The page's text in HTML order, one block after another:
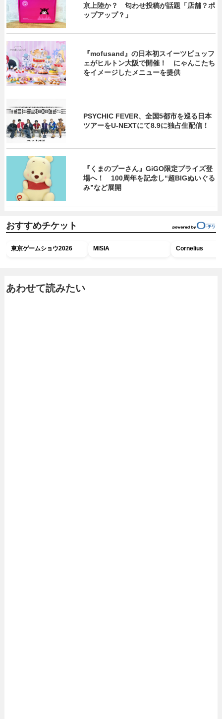
京上陸か？ 匂わせ投稿が話題「店舗？ポ
ップアップ？」
『mofusand』の日本初スイーツビュッフ
ェがヒルトン大阪で開催！ にゃんこたち
をイメージしたメニューを提供
PSYCHIC FEVER、全国5都市を巡る日本
ツアーをU‐NEXTにて8.9に独占生配信！
『くまのプーさん』GiGO限定プライズ登
場へ！ 100周年を記念し“超BIGぬいぐる
み”など展開
おすすめチケット
東京ゲームショウ2026 MISIA Cornelius
あわせて読みたい